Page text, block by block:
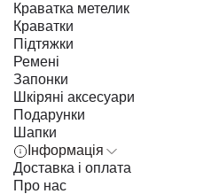
Краватка метелик
Краватки
Підтяжки
Ремені
Запонки
Шкіряні аксесуари
Подарунки
Шапки
Інформація
Доставка і оплата
Про нас